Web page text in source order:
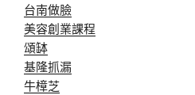
台南做臉
美容創業課程
頌缽
基隆抓漏
牛樟芝